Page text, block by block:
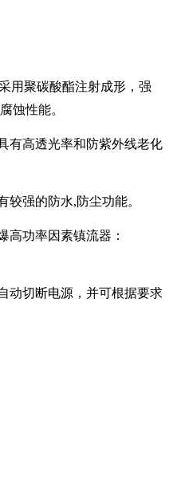
用聚碳酸酯注射成形，强
蚀性能。
有高透光率和防紫外线老化
较强的防水,防尘功能。
高功率因素镇流器：
动切断电源，并可根据要求